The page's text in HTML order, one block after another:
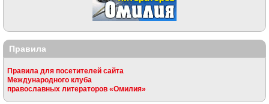
Правила
Правила для посетителей сайта
Международного клуба
православных литераторов «Омилия»